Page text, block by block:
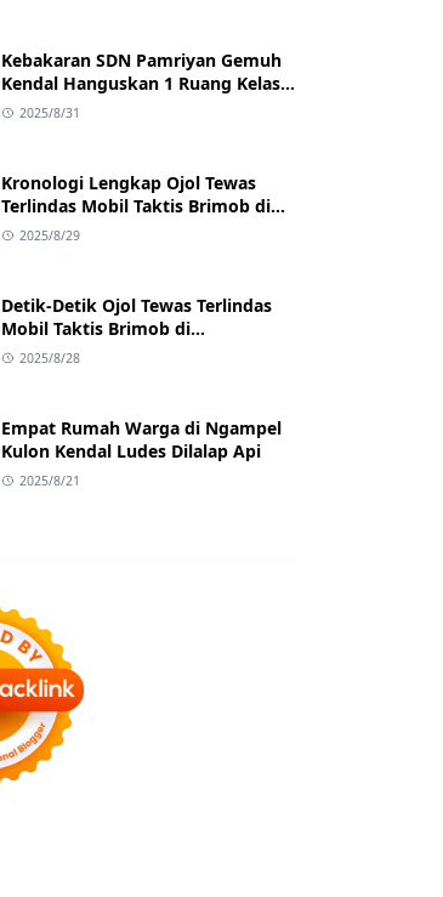
Kebakaran SDN Pamriyan Gemuh
Kendal Hanguskan 1 Ruang Kelas
dan Toilet
2025/8/31
Kronologi Lengkap Ojol Tewas
Terlindas Mobil Taktis Brimob di
Pejompongan, Ternyata Sedang
2025/8/29
Detik-Detik Ojol Tewas Terlindas
Mobil Taktis Brimob di
Pejompongan, Viral di Medsos
2025/8/28
Empat Rumah Warga di Ngampel
Kulon Kendal Ludes Dilalap Api
2025/8/21